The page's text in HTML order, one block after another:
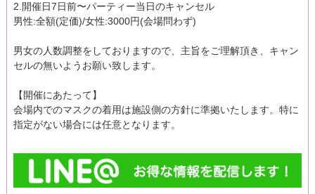
2.開催日7日前〜パーティー当日のキャンセル
男性:全額(定価)/女性:3000円(会場問わず)
男女の人数調整をしておりますので、主旨をご理解頂き、キャン
セルの無いようお願い致します。
【開催にあたって】
会場内でのマスクの着用は施設側の方針に準拠いたします。特に
指定がない場合には任意となります。